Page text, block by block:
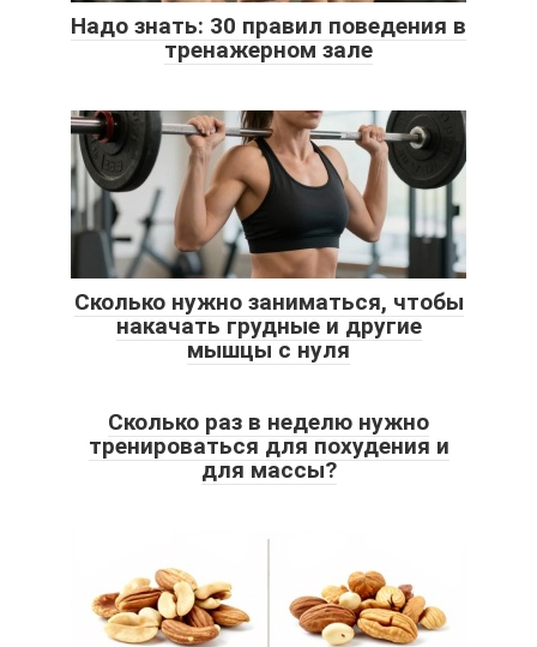
Надо знать: 30 правил поведения в
тренажерном зале
Сколько нужно заниматься, чтобы
накачать грудные и другие
мышцы с нуля
Сколько раз в неделю нужно
тренироваться для похудения и
для массы?